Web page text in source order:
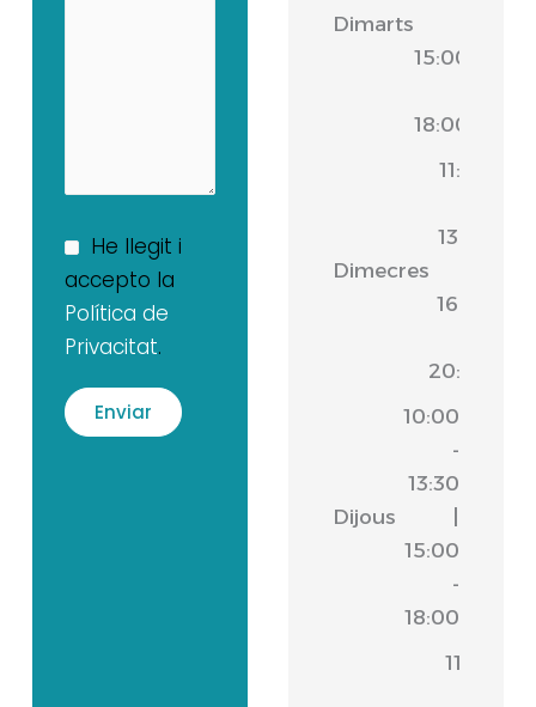
He llegit i
accepto la
Política de
Privacitat.
Dimarts
15:00
18:00
Dimecres
11:00
13:30
16:30
20:00
Dijous
10:00
-
13:30
15:00
-
18:00
11:00